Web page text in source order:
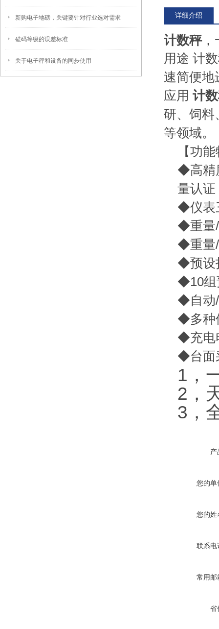
新购电子地磅，关键要针对行业选对需求
砝码等级的误差标准
关于电子秤和设备的同步使用
详细介绍
计数秤，
用途 计
速简便
应用 计
研、饲料
等领域。
【功
◆高精
量认证
◆仪表
◆重量/
◆重量/
◆预设
◆10组
◆自动/
◆多种
◆充电
◆台面
1，
2，
3，
产
您的单
您的姓
联系电
常用邮
省